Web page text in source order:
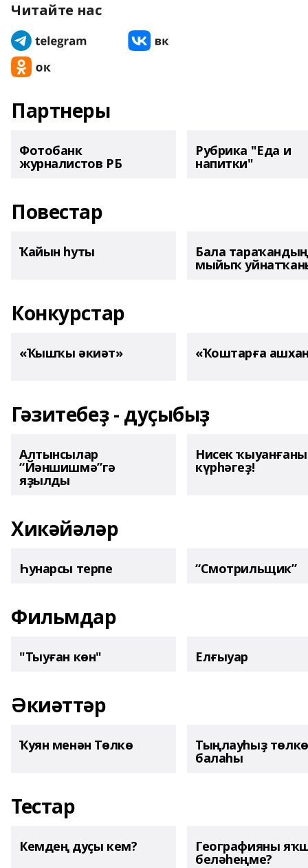
Читайте нас
Партнеры
Фотобанк
журналистов РБ
Рубрика "Еда и
напитки"
Повестар
Ҡайын һуты Бала тараҡандың
мыйыҡ
Конкурстар
«Ҡышҡы әкиәт» «Ҡоштарға
Гәзитебеҙ - дуҫыбыҙ
Алтынсылар
“Йәншишмә”гә
яҙылды
Нисек
күрһәгеҙ!
Хикәйәләр
Һунарсы терпе “Смотрильщик”
Фильмдар
"Тыуған көн" Елғыуар
Әкиәттәр
Ҡуян менән Төлкө Тыңлауһыҙ төлкө
балаһы
Тестар
Кемдең дуҫы кем? Географияны
беләһеңме?